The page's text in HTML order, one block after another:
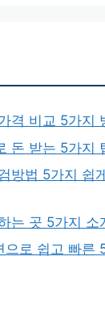
격 비교 5가지
돈 받는 5가지
방법 5가지 쉽
는 곳 5가지 소
으로 쉽고 빠른